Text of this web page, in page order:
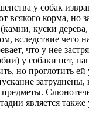
у собак
всякого корма, но
куски
вследствие чего
что у нее
у собаки нет,
но проглотить ей
является